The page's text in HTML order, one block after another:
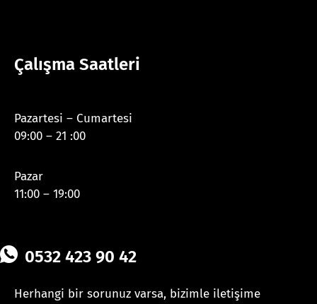
Çalışma Saatleri
Pazartesi – Cumartesi
09:00 – 21 :00
Pazar
11:00 – 19:00
0532 423 90 42
Herhangi bir sorunuz varsa, bizimle iletişime